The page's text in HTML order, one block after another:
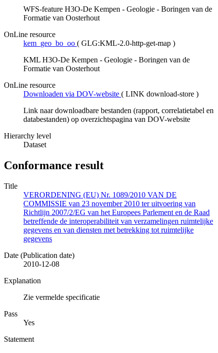
WFS-feature H3O-De Kempen - Geologie - Boringen van de
Formatie van Oosterhout
OnLine resource
kem_geo_bo_oo ( GLG:KML-2.0-http-get-map )
KML H3O-De Kempen - Geologie - Boringen van de
Formatie van Oosterhout
OnLine resource
Downloaden via DOV-website ( LINK download-store )
Link naar downloadbare bestanden (rapport, correlatietabel en
databestanden) op overzichtspagina van DOV-website
Hierarchy level
Dataset
Conformance result
Title
VERORDENING (EU) Nr. 1089/2010 VAN DE
COMMISSIE van 23 november 2010 ter uitvoering van
Richtlijn 2007/2/EG van het Europees Parlement en de Raad
betreffende de interoperabiliteit van verzamelingen ruimtelijke
gegevens en van diensten met betrekking tot ruimtelijke
gegevens
Date (Publication date)
2010-12-08
Explanation
Zie vermelde specificatie
Pass
Yes
Statement